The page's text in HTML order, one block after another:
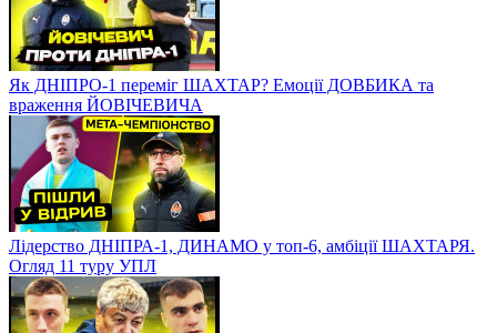
Як ДНІПРО-1 переміг ШАХТАР? Емоції ДОВБИКА та
враження ЙОВІЧЕВИЧА
Лідерство ДНІПРА-1, ДИНАМО у топ-6, амбіції ШАХТАРЯ.
Огляд 11 туру УПЛ